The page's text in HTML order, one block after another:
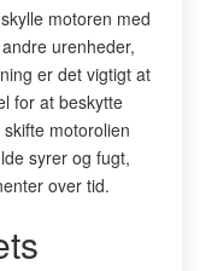
motoren med
urenheder,
er det vigtigt at
for at beskytte
motorolien
syrer og fugt,
over tid.